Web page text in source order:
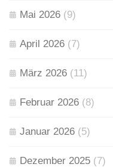
Mai 2026 (9)
April 2026 (7)
März 2026 (11)
Februar 2026 (8)
Januar 2026 (5)
Dezember 2025 (7)